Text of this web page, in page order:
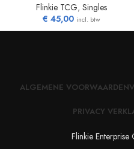
Flinkie TCG,Singles
€ 45,00 incl. btw
ALGEMENE VOORWAARDEN
PRIVACY
Flinkie Enterprise